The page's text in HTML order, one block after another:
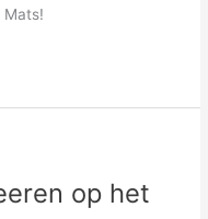
Mats!
op het